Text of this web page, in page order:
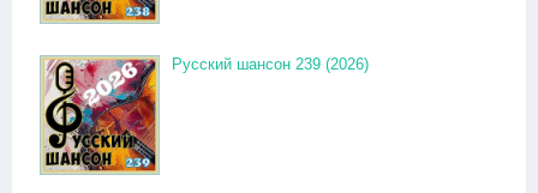
Русский шансон 239 (2026)